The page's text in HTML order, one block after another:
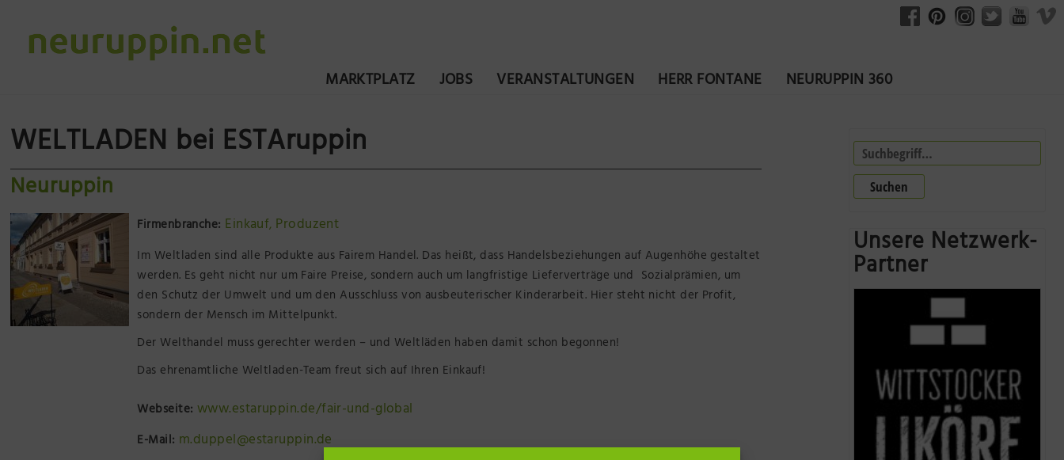
MARKTPLATZ JOBS VERANSTALTUNGEN HERR FONTANE NEURUPPIN 360
WELTLADEN bei ESTAruppin
Neuruppin
Firmenbranche: Einkauf, Produzent
Im Weltladen sind alle Produkte aus Fairem Handel. Das heißt, dass Handelsbeziehungen auf Augenhöhe gestaltet
werden. Es geht nicht nur um Faire Preise, sondern auch um langfristige Lieferverträge und Sozialprämien, um
den Schutz der Umwelt und um den Ausschluss von ausbeuterischer Kinderarbeit. Hier steht nicht der Profit,
sondern der Mensch im Mittelpunkt.
Der Welthandel muss gerechter werden – und Weltläden haben damit schon begonnen!
Das ehrenamtliche Weltladen-Team freut sich auf Ihren Einkauf!
Webseite: www.estaruppin.de/fair-und-global
E-Mail: m.duppel@estaruppin.de
Suchen
Unsere Netzwerk-
Partner